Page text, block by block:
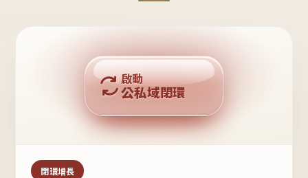
公域流量
私域鐵粉
回購複利
啟動
公私域閉環
閉環增長